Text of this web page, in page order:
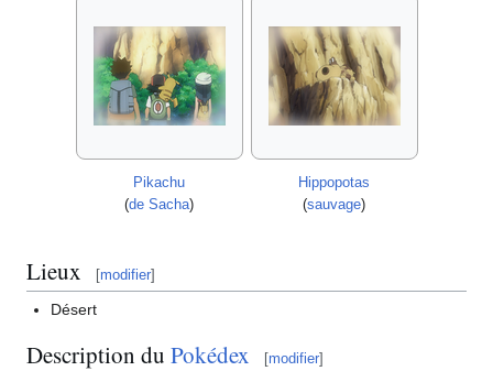
Pikachu
(de Sacha)
Hippopotas
(sauvage)
Lieux [modifier]
Désert
Description du Pokédex [modifier]